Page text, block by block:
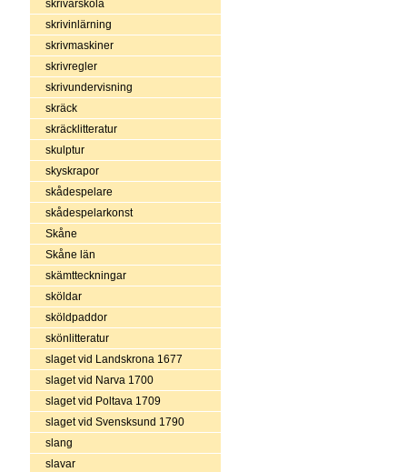
skrivarskola
skrivinlärning
skrivmaskiner
skrivregler
skrivundervisning
skräck
skräcklitteratur
skulptur
skyskrapor
skådespelare
skådespelarkonst
Skåne
Skåne län
skämtteckningar
sköldar
sköldpaddor
skönlitteratur
slaget vid Landskrona 1677
slaget vid Narva 1700
slaget vid Poltava 1709
slaget vid Svensksund 1790
slang
slavar